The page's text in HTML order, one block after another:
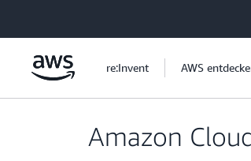
re:Invent AWS
Amazon